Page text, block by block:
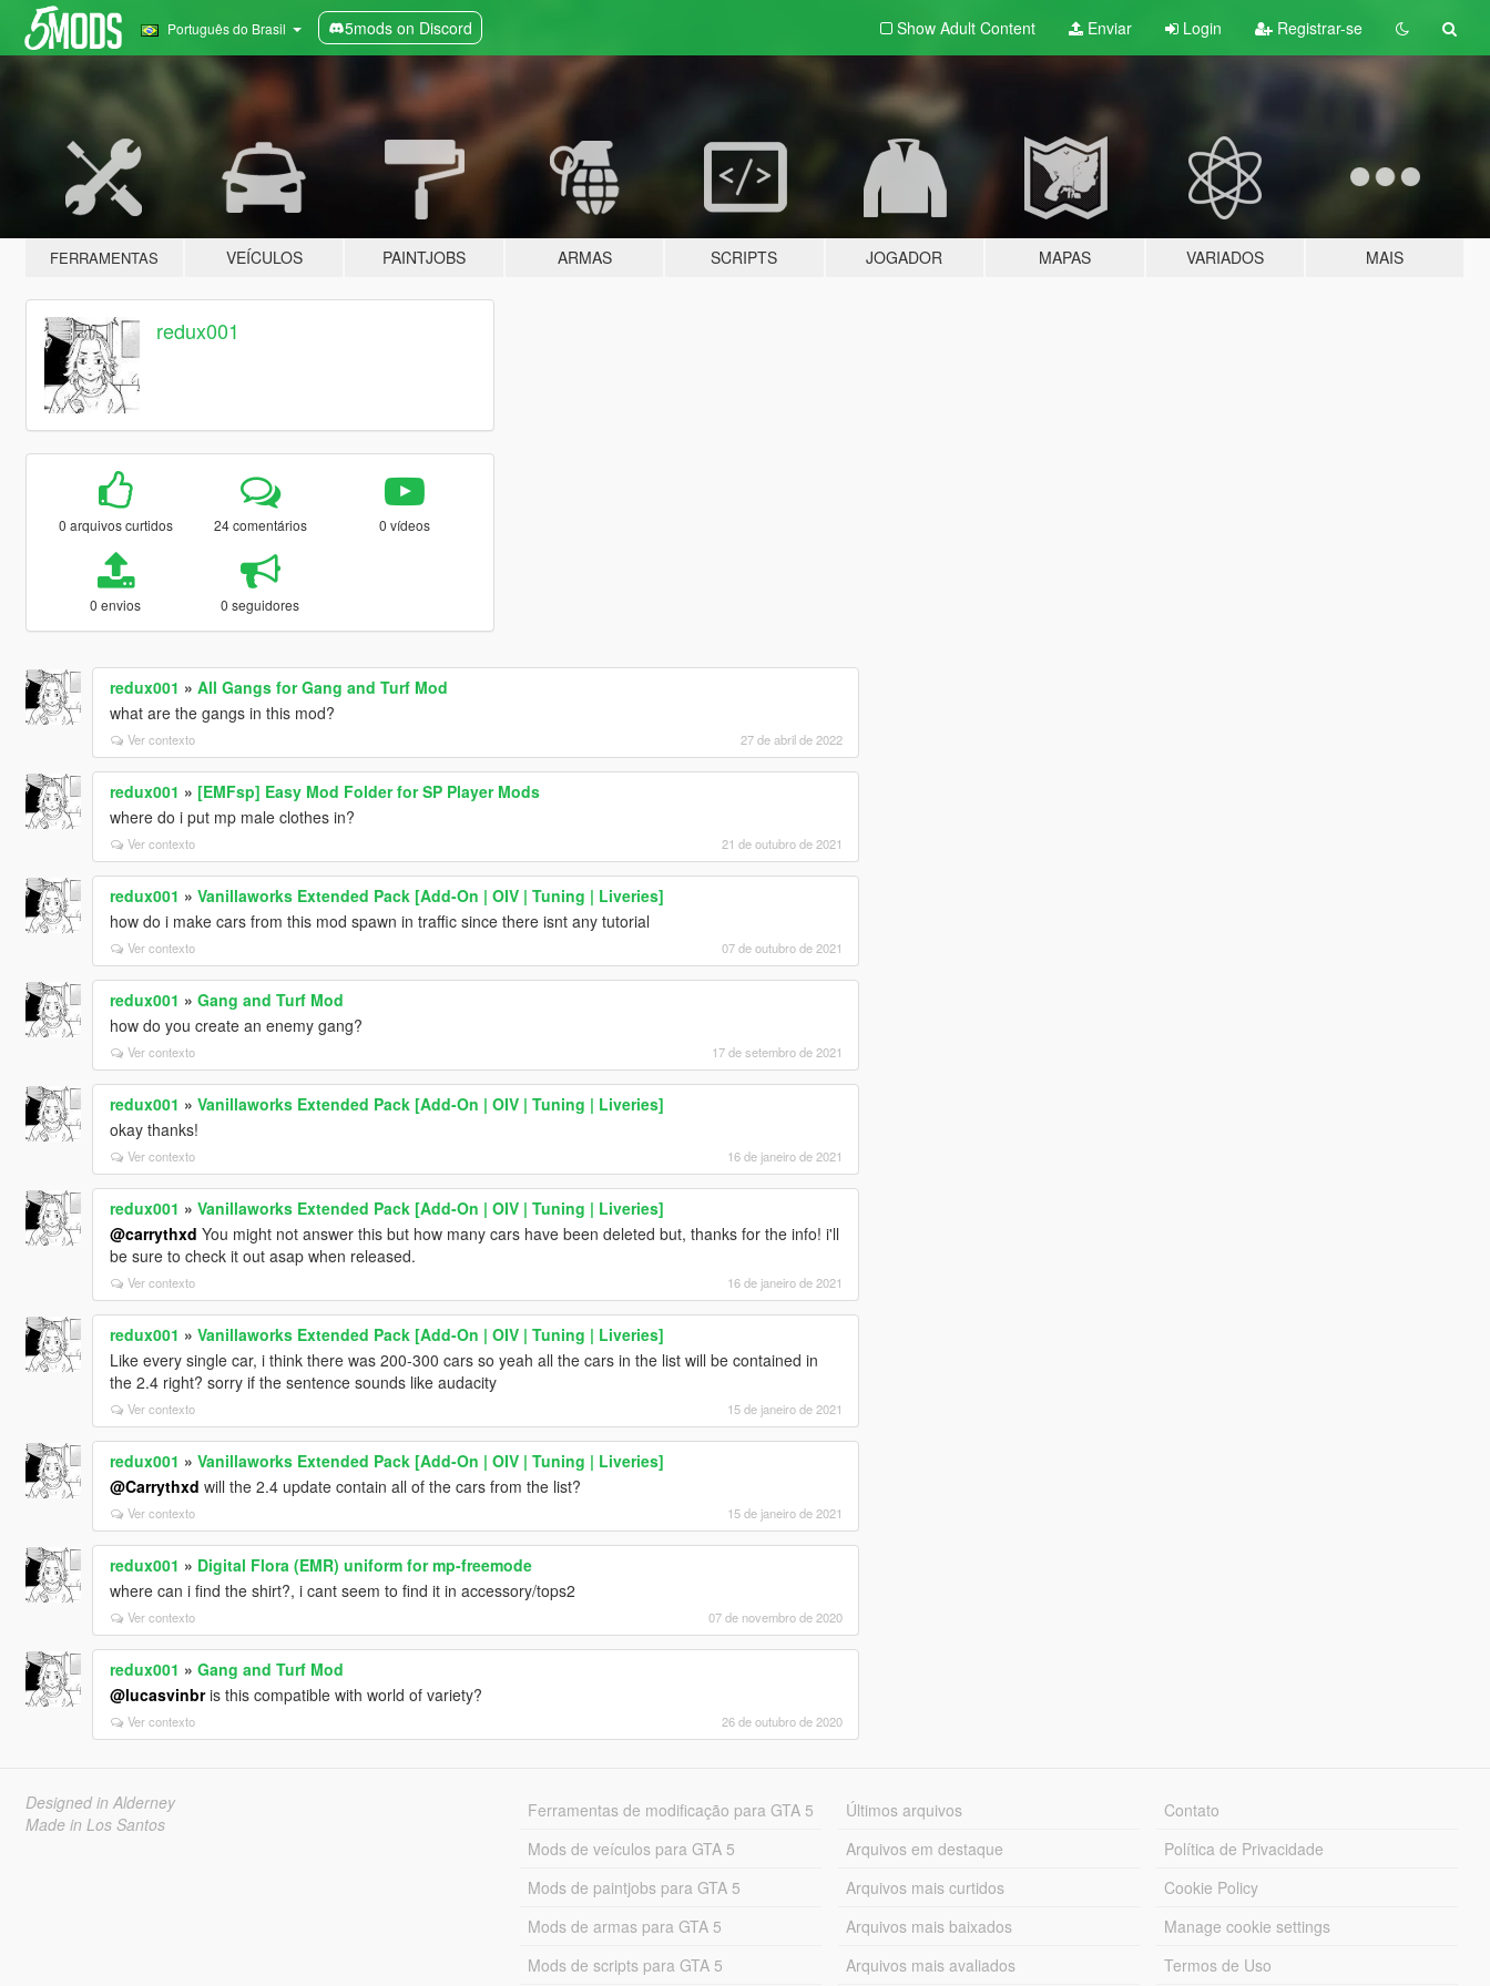
Português do Brasil 5mods on Discord Show Adult Content Enviar Login Registrar-se
FERRAMENTAS VEÍCULOS PAINTJOBS ARMAS SCRIPTS JOGADOR MAPAS VARIADOS MAIS
redux001
0 arquivos curtidos 24 comentários 0 vídeos
0 envios 0 seguidores
redux001 » All Gangs for Gang and Turf Mod
what are the gangs in this mod?
Ver contexto 27 de abril de 2022
redux001 » [EMFsp] Easy Mod Folder for SP Player Mods
where do i put mp male clothes in?
Ver contexto 21 de outubro de 2021
redux001 » Vanillaworks Extended Pack [Add-On | OIV | Tuning | Liveries]
how do i make cars from this mod spawn in traffic since there isnt any tutorial
Ver contexto 07 de outubro de 2021
redux001 » Gang and Turf Mod
how do you create an enemy gang?
Ver contexto 17 de setembro de 2021
redux001 » Vanillaworks Extended Pack [Add-On | OIV | Tuning | Liveries]
okay thanks!
Ver contexto 16 de janeiro de 2021
redux001 » Vanillaworks Extended Pack [Add-On | OIV | Tuning | Liveries]
@carrythxd You might not answer this but how many cars have been deleted but, thanks for the info! i'll
be sure to check it out asap when released.
Ver contexto 16 de janeiro de 2021
redux001 » Vanillaworks Extended Pack [Add-On | OIV | Tuning | Liveries]
Like every single car, i think there was 200-300 cars so yeah all the cars in the list will be contained in
the 2.4 right? sorry if the sentence sounds like audacity
Ver contexto 15 de janeiro de 2021
redux001 » Vanillaworks Extended Pack [Add-On | OIV | Tuning | Liveries]
@Carrythxd will the 2.4 update contain all of the cars from the list?
Ver contexto 15 de janeiro de 2021
redux001 » Digital Flora (EMR) uniform for mp-freemode
where can i find the shirt?, i cant seem to find it in accessory/tops2
Ver contexto 07 de novembro de 2020
redux001 » Gang and Turf Mod
@lucasvinbris this compatible with world of variety?
Ver contexto 26 de outubro de 2020
Designed in Alderney
Made in Los Santos
Ferramentas de modificação para GTA 5
Mods de veículos para GTA 5
Mods de paintjobs para GTA 5
Mods de armas para GTA 5
Mods de scripts para GTA 5
Últimos arquivos
Arquivos em destaque
Arquivos mais curtidos
Arquivos mais baixados
Arquivos mais avaliados
Contato
Política de Privacidade
Cookie Policy
Manage cookie settings
Termos de Uso